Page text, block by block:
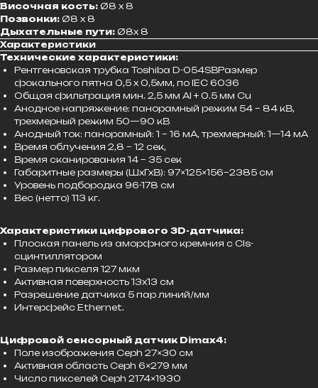
Височная кость: Ø8 x 8
Позвонки: Ø8 x 8
Дыхательные пути: Ø8x 8
Характеристики
Технические характеристики:
Рентгеновская трубка Toshiba D-054SBРазмер
фокального пятна 0,5 х 0,5мм, по IEC 6036
Общая фильтрация мин. 2,5 мм Al + 0.5 мм Cu
Анодное напряжение: панорамный режим 54 – 84 кВ,
трехмерный режим 50—90 кВ
Анодный ток: панорамный: 1 – 16 мА, трехмерный: 1—14 мА
Время облучения 2,8 – 12 сек,
Время сканирования 14 – 35 сек
Габаритные размеры (ШхГхВ): 97×125×156–2385 см
Уровень подбородка 96-178 см
Вес (нетто) 113 кг.
Характеристики цифрового 3D-датчика:
Плоская панель из аморфного кремния с Cls-
сцинтиллятором
Размер пикселя 127 мкм
Активная поверхность 13х13 см
Разрешение датчика 5 пар линий/мм
Интерфейс Ethernet.
Цифровой сенсорный датчик Dimax4:
Поле изображения Ceph 27×30 см
Активная область Ceph 6×279 мм
Число пикселей Ceph 2174×1930